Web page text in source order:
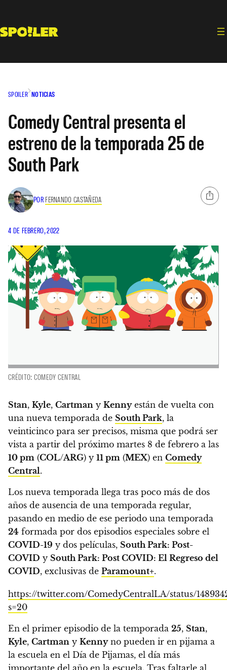
contenido
SPOILER NOTICIAS
Comedy Central presenta el
estreno de la temporada 25 de
South Park
POR FERNANDO CASTAÑEDA
4 DE FEBRERO, 2022
CRÉDITO: COMEDY CENTRAL
Stan, Kyle, Cartman y Kennyestán de vuelta con
una nueva temporada de South Park, la
veinticinco para ser precisos, misma que podrá ser
vista a partir del próximo martes 8 de febrero a las
10 pm (COL/ARG) y 11 pm (MEX) en Comedy
Central.
Los nueva temporada llega tras poco más de dos
años de ausencia de una temporada regular,
pasando en medio de ese periodo una temporada
24 formada por dos episodios especiales sobre el
COVID-19 y dos películas, South Park: Post-
COVID y South Park: Post COVID: El Regreso del
COVID, exclusivas de Paramount+.
https://twitter.com/ComedyCentralLA/status/
s=20
En el primer episodio de la temporada 25, Stan,
Kyle, Cartman y Kennyno pueden ir en pijama a
la escuela en el Día de Pijamas, el día más
importante del año en la escuela. Tras faltarle al